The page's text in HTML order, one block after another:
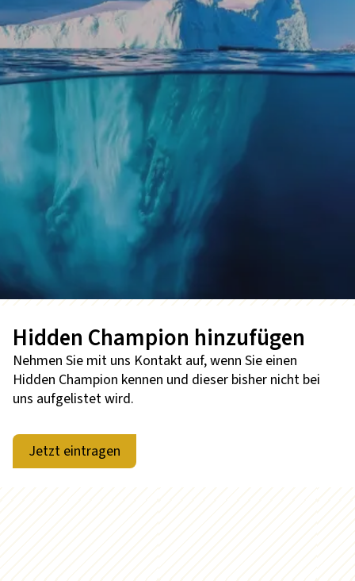
Hidden Champion hinzufügen
Nehmen Sie mit uns Kontakt auf, wenn Sie einen
Hidden Champion kennen und dieser bisher nicht bei
uns aufgelistet wird.
Jetzt eintragen